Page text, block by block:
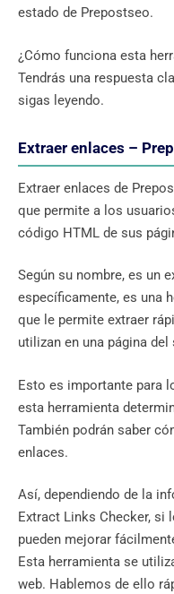
estado de Prepostseo.
¿Cómo funciona esta
Tendrás una respuesta
sigas leyendo.
Extraer enlaces –
Extraer enlaces de
que permite a los
código HTML de sus
Según su nombre, es un
específicamente, es una
que le permite extraer
utilizan en una página
Esto es importante para
esta herramienta
También podrán saber
enlaces.
Así, dependiendo de la
Extract Links Checker, si
pueden mejorar
Esta herramienta se
web. Hablemos de ello